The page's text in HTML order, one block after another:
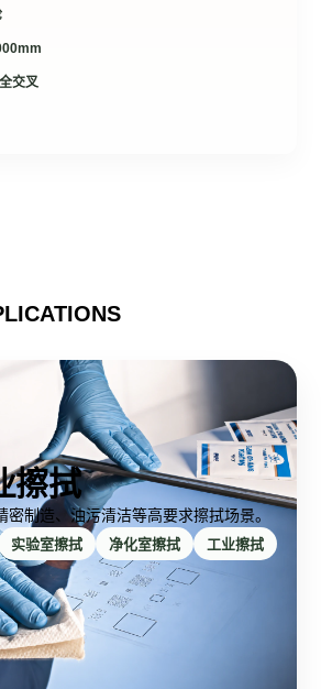
交叉
擦拭
密制造、油污清洁等高要求擦拭场景。
实验室擦拭 净化室擦拭 工业擦拭